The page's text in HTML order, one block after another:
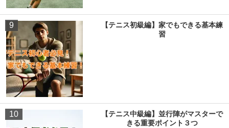
9
【テニス初級編】家でもできる基本練
習
10
【テニス中級編】並行陣がマスターで
きる重要ポイント３つ